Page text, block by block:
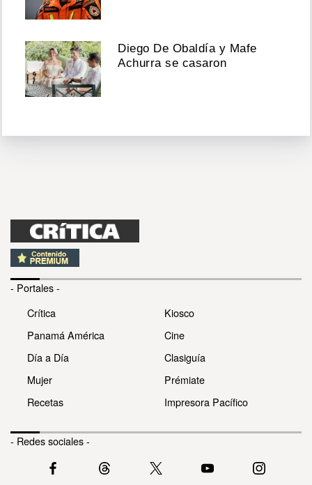
Diego De Obaldía y Mafe
Achurra se casaron
- Portales -
Crítica
Panamá América
Día a Día
Mujer
Recetas
Kiosco
Cine
Clasiguía
Prémiate
Impresora Pacífico
- Redes sociales -